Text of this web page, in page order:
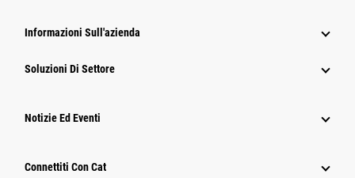
Informazioni Sull'azienda
Soluzioni Di Settore
Notizie Ed Eventi
Connettiti Con Cat